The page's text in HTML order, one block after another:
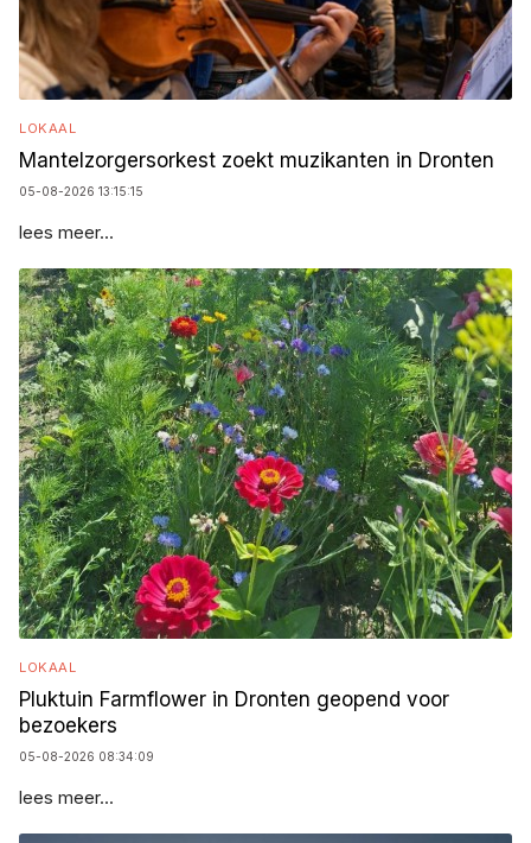
LOKAAL
Mantelzorgersorkest zoekt muzikanten in Dronten
05-08-2026 13:15:15
lees meer...
LOKAAL
Pluktuin Farmflower in Dronten geopend voor
bezoekers
05-08-2026 08:34:09
lees meer...